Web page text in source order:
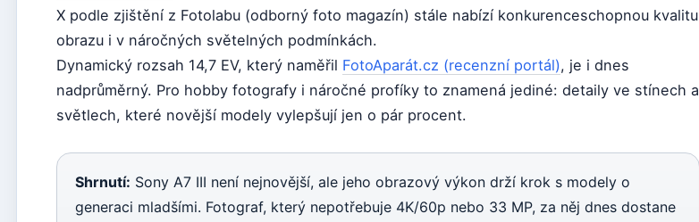
X podle zjištění z Fotolabu (odborný foto magazín) stále nabízí konkurenceschopnou kvalitu
obrazu i v náročných světelných podmínkách.
Dynamický rozsah 14,7 EV, který naměřil FotoAparát.cz (recenzní portál), je i dnes
nadprůměrný. Pro hobby fotografy i náročné profíky to znamená jediné: detaily ve stínech a
světlech, které novější modely vylepšují jen o pár procent.
Shrnutí: Sony A7 III není nejnovější, ale jeho obrazový výkon drží krok s modely o
generaci mladšími. Fotograf, který nepotřebuje 4K/60p nebo 33 MP, za něj dnes dostane